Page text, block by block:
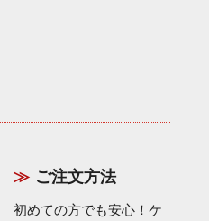
ご注文方法
初めての方でも安心！ケ